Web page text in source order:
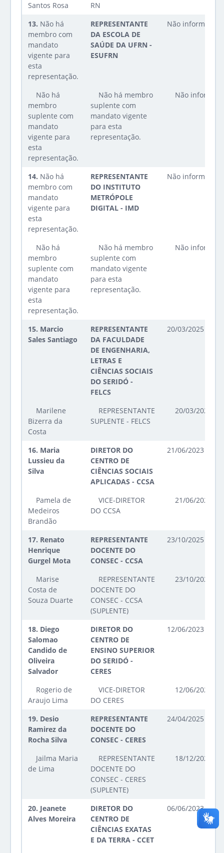
Santos Rosa
RN
13. Não há
membro com
mandato
vigente para
esta
representação.
REPRESENTANTE
DA ESCOLA DE
SAÚDE DA UFRN -
ESUFRN
Não informado
Não há
membro
suplente com
mandato
vigente para
esta
representação.
Não há membro
suplente com
mandato vigente
para esta
representação.
Não
14. Não há
membro com
mandato
vigente para
esta
representação.
REPRESENTANTE
DO INSTITUTO
METRÓPOLE
DIGITAL - IMD
Não informado
Não há
membro
suplente com
mandato
vigente para
esta
representação.
Não há membro
suplente com
mandato vigente
para esta
representação.
Não
15. Marcio
Sales Santiago
REPRESENTANTE
DA FACULDADE
DE ENGENHARIA,
LETRAS E
CIÊNCIAS SOCIAIS
DO SERIDÓ -
FELCS
20/03/2025 até
Marilene
Bizerra da
Costa
REPRESENTANTE
SUPLENTE - FELCS
20/03/2025
16. Maria
Lussieu da
Silva
DIRETOR DO
CENTRO DE
CIÊNCIAS SOCIAIS
APLICADAS - CCSA
21/06/2023 até
Pamela de
Medeiros
Brandão
VICE-DIRETOR
DO CCSA
21/06/2023
17. Renato
Henrique
Gurgel Mota
REPRESENTANTE
DOCENTE DO
CONSEC - CCSA
23/10/2025 até
Marise
Costa de
Souza Duarte
REPRESENTANTE
DOCENTE DO
CONSEC - CCSA
(SUPLENTE)
23/10/2025
18. Diego
Salomao
Candido de
Oliveira
Salvador
DIRETOR DO
CENTRO DE
ENSINO SUPERIOR
DO SERIDÓ -
CERES
12/06/2023 até
Rogerio de
Araujo Lima
VICE-DIRETOR
DO CERES
12/06/2023
19. Desio
Ramirez da
Rocha Silva
REPRESENTANTE
DOCENTE DO
CONSEC - CERES
24/04/2025 até
Jailma Maria
de Lima
REPRESENTANTE
DOCENTE DO
CONSEC - CERES
(SUPLENTE)
18/12/2025
20. Jeanete
Alves Moreira
DIRETOR DO
CENTRO DE
CIÊNCIAS EXATAS
E DA TERRA - CCET
06/06/2023 até